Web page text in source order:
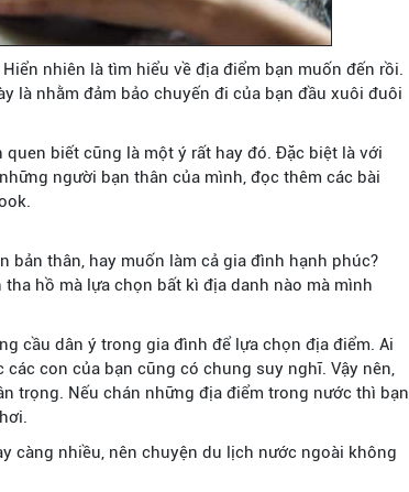
nhiên là tìm hiểu về địa điểm bạn muốn đến rồi.
là nhằm đảm bảo chuyến đi của bạn đầu xuôi đuôi
biết cũng là một ý rất hay đó. Đặc biệt là với
người bạn thân của mình, đọc thêm các bài
bản thân, hay muốn làm cả gia đình hạnh phúc?
hồ mà lựa chọn bất kì địa danh nào mà mình
cầu dân ý trong gia đình để lựa chọn địa điểm. Ai
con của bạn cũng có chung suy nghĩ. Vậy nên,
trọng. Nếu chán những địa điểm trong nước thì bạn
càng nhiều, nên chuyện du lịch nước ngoài không